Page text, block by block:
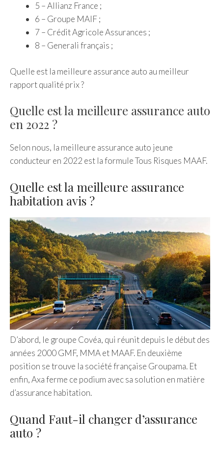
5 – Allianz France ;
6 – Groupe MAIF ;
7 – Crédit Agricole Assurances ;
8 – Generali français ;
Quelle est la meilleure assurance auto au meilleur
rapport qualité prix ?
Quelle est la meilleure assurance auto
en 2022 ?
Selon nous, la meilleure assurance auto jeune
conducteur en 2022 est la formule Tous Risques MAAF.
Quelle est la meilleure assurance
habitation avis ?
D’abord, le groupe Covéa, qui réunit depuis le début des
années 2000 GMF, MMA et MAAF. En deuxième
position se trouve la société française Groupama. Et
enfin, Axa ferme ce podium avec sa solution en matière
d’assurance habitation.
Quand Faut-il changer d’assurance
auto ?